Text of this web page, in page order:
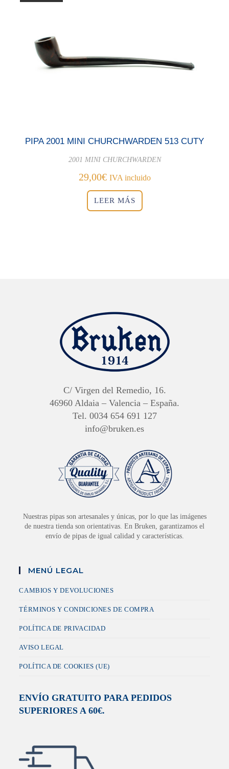
PIPA 2001 MINI CHURCHWARDEN 513 CUTY
2001 MINI CHURCHWARDEN
29,00€ IVA incluido
LEER MÁS
C/ Virgen del Remedio, 16.
46960 Aldaia – Valencia – España.
Tel. 0034 654 691 127
info@bruken.es
Nuestras pipas son artesanales y únicas, por lo que las imágenes
de nuestra tienda son orientativas. En Bruken, garantizamos el
envío de pipas de igual calidad y características.
MENÚ LEGAL
CAMBIOS Y DEVOLUCIONES
TÉRMINOS Y CONDICIONES DE COMPRA
POLÍTICA DE PRIVACIDAD
AVISO LEGAL
POLÍTICA DE COOKIES (UE)
ENVÍO GRATUITO PARA PEDIDOS
SUPERIORES A 60€.